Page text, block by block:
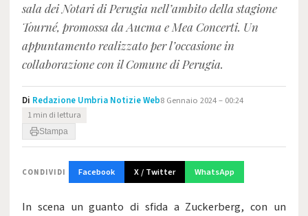
sala dei Notari di Perugia nell’ambito della stagione
Tourné, promossa da Aucma e Mea Concerti. Un
appuntamento realizzato per l’occasione in
collaborazione con il Comune di Perugia.
Di Redazione Umbria Notizie Web8 Gennaio 2024 – 00:24
1 min di lettura
Stampa
CONDIVIDI Facebook X / Twitter WhatsApp
In scena un guanto di sfida a Zuckerberg, con un